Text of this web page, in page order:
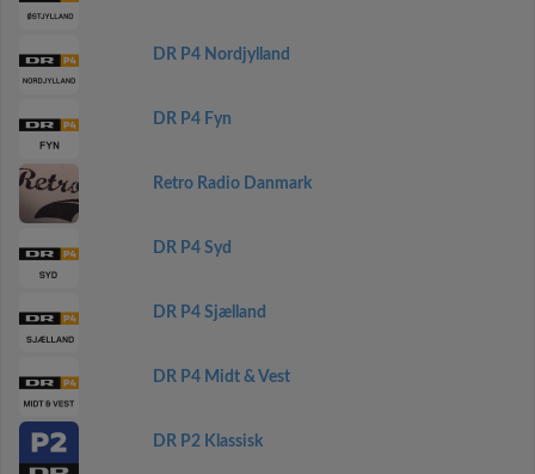
DR P4 Nordjylland
DR P4 Fyn
Retro Radio Danmark
DR P4 Syd
DR P4 Sjælland
DR P4 Midt & Vest
DR P2 Klassisk